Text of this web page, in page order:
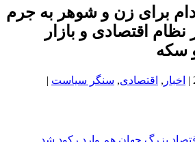
برای زن و شوهر به جرم
نظام اقتصادی و بازار
سکه
| اخبار , اقتصادی, سنگر سیاست |